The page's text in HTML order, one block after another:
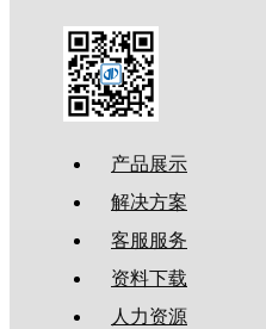
产品展示
解决方案
客服服务
资料下载
人力资源